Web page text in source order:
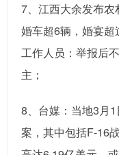
7、江西大余发布农
婚车超6辆，婚宴超
工作人员：举报后
主；
8、台媒：当地3月
案，其中包括F-16